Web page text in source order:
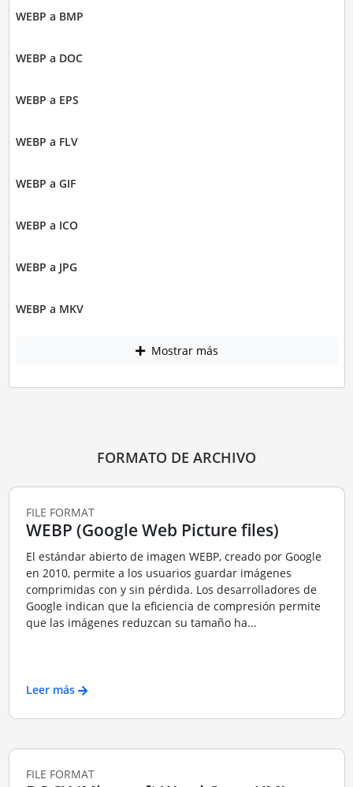
WEBP a BMP
WEBP a DOC
WEBP a EPS
WEBP a FLV
WEBP a GIF
WEBP a ICO
WEBP a JPG
WEBP a MKV
Mostrar más
FORMATO DE ARCHIVO
FILE FORMAT
WEBP (Google Web Picture files)
El estándar abierto de imagen WEBP, creado por Google
en 2010, permite a los usuarios guardar imágenes
comprimidas con y sin pérdida. Los desarrolladores de
Google indican que la eficiencia de compresión permite
que las imágenes reduzcan su tamaño ha...
Leer más
FILE FORMAT